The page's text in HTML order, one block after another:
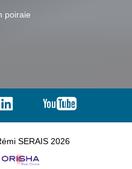
poiraie
SERAIS 2026